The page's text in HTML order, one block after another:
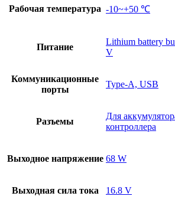
Рабочая температура -10~+50 ℃
Питание
Lithium battery
V
Коммуникационные
порты
Type-A, USB
Разъемы
Для
контроллера
Выходное напряжение 68 W
Выходная сила тока 16.8 V